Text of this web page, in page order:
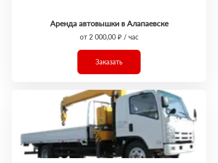
Аренда автовышки в Алапаевске
от 2 000,00 ₽ / час
Заказать